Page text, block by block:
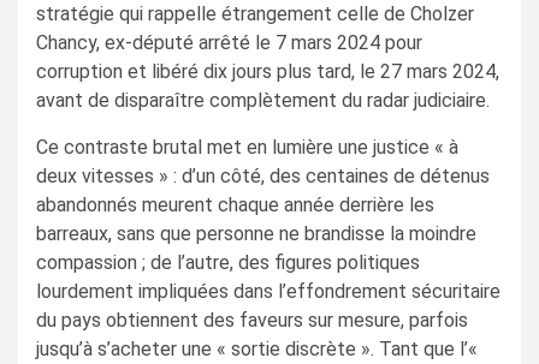
stratégie qui rappelle étrangement celle de Cholzer
Chancy, ex-député arrêté le 7 mars 2024 pour
corruption et libéré dix jours plus tard, le 27 mars 2024,
avant de disparaître complètement du radar judiciaire.
Ce contraste brutal met en lumière une justice « à
deux vitesses » : d’un côté, des centaines de détenus
abandonnés meurent chaque année derrière les
barreaux, sans que personne ne brandisse la moindre
compassion ; de l’autre, des figures politiques
lourdement impliquées dans l’effondrement sécuritaire
du pays obtiennent des faveurs sur mesure, parfois
jusqu’à s’acheter une « sortie discrète ». Tant que l’«